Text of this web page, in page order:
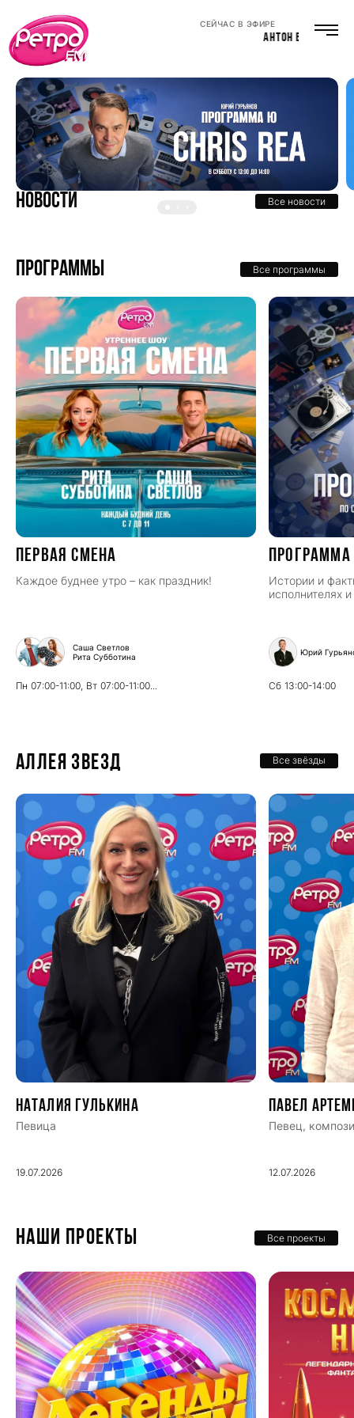
СЕЙЧАС В ЭФИРЕ
АНТОН ВЕСЕЛОВ
Новости Все новости
Программы Все программы
ПЕРВАЯ СМЕНА
Каждое буднее утро – как праздник!
Саша Светлов
Рита Субботина
Пн 07:00-11:00, Вт 07:00-11:00...
Истории и
исполнителях
Юрий
Сб 13:00-14:00
Аллея звезд Все звёзды
Наталия Гулькина
Певица
19.07.2026
Павел
Певец,
12.07.2026
НАШИ ПРОЕКТЫ Все проекты